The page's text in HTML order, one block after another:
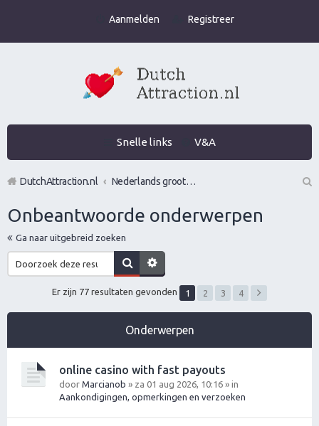
Aanmelden Registreer
Snelle links V&A
DutchAttraction.nl
Nederlands grootste Dutch Attraction, Lifestyle, Vrouwen versieren en Pick-Up (PUA) Forum
Onbeantwoorde onderwerpen
Ga naar uitgebreid zoeken
Er zijn 77 resultaten gevonden 1 2 3 4
Onderwerpen
online casino with fast payouts
door Marcianob » za 01 aug 2026, 10:16 » in
Aankondigingen, opmerkingen en verzoeken